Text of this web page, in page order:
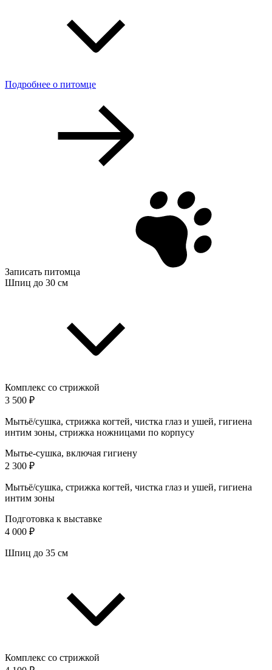
Подробнее о питомце
Записать питомца
Шпиц до 30 см
Комплекс со стрижкой
3 500 ₽
Мытьё/сушка, стрижка когтей, чистка глаз и ушей, гигиена
интим зоны, стрижка ножницами по корпусу
Мытье-сушка, включая гигиену
2 300 ₽
Мытьё/сушка, стрижка когтей, чистка глаз и ушей, гигиена
интим зоны
Подготовка к выставке
4 000 ₽
Шпиц до 35 см
Комплекс со стрижкой